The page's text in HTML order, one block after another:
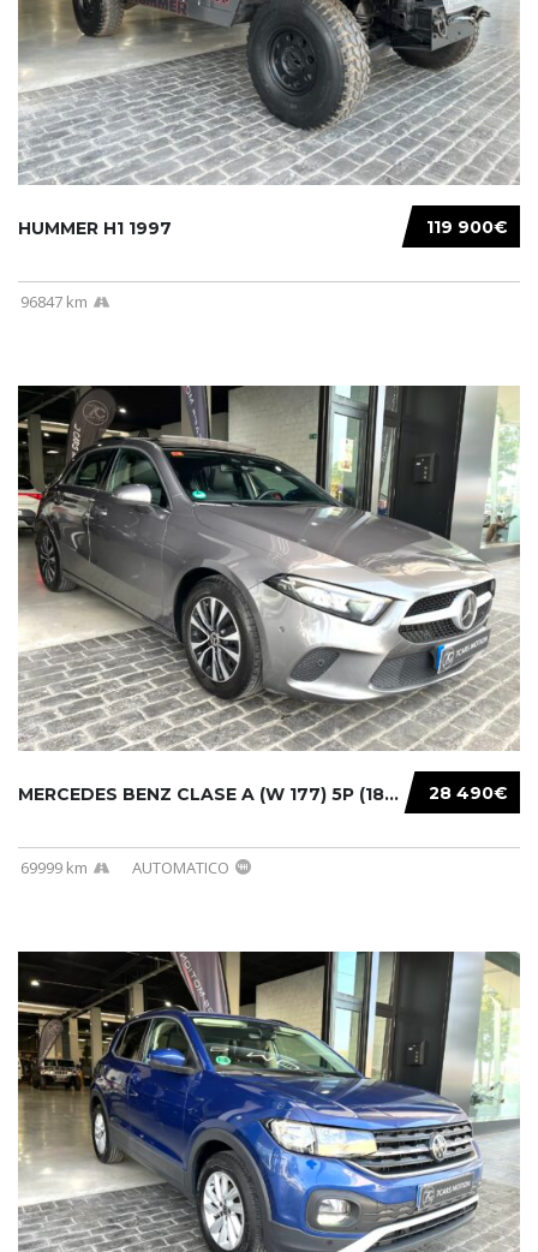
119 900€
HUMMER H1 1997
96847 km
28 490€
MERCEDES BENZ CLASE A (W 177) 5P (18-) 2020....
69999 km AUTOMATICO